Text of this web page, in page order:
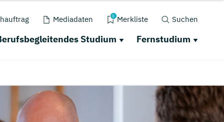
Mediadaten 0 Merkliste Suchen
Studium Fernstudium